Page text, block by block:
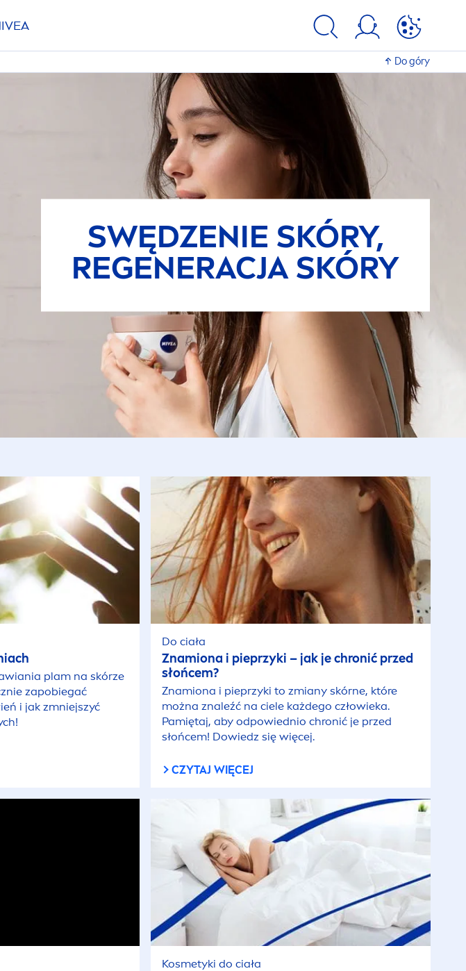
Do góry
SWĘDZENIE SKÓRY,
REGENERACJA SKÓRY
plam na skórze
zapobiegać
i jak zmniejszyć
Do ciała
Znamiona i pieprzyki – jak je chronić przed
słońcem?
Znamiona i pieprzyki to zmiany skórne, które
można znaleźć na ciele każdego człowieka.
Pamiętaj, aby odpowiednio chronić je przed
słońcem! Dowiedz się więcej.
CZYTAJ WIĘCEJ
Kosmetyki do ciała